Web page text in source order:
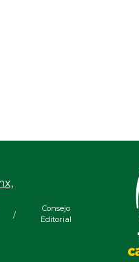
/
Consejo
Editorial